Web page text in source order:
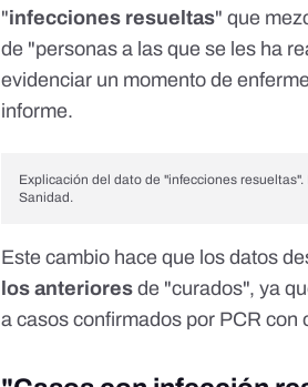
"infecciones resueltas" que
de "personas a las que se les ha
evidenciar un momento de
informe.
Explicación del dato de "infecciones resueltas".
Sanidad.
Este cambio hace que los datos
los anteriores de "curados", ya
a casos confirmados por PCR con